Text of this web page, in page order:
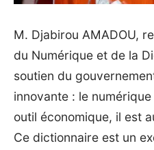
‎M. Djabirou AMADOU,
du Numérique et de la
soutien du
innovante : le numérique
outil économique, il est
Ce dictionnaire est un